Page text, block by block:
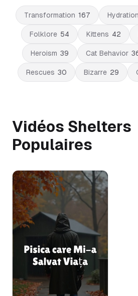
Transformation 167 Hydration
Folklore 54 Kittens 42
Heroism 39 Cat Behavior
Rescues 30 Bizarre 29
Vidéos Shelters
Populaires